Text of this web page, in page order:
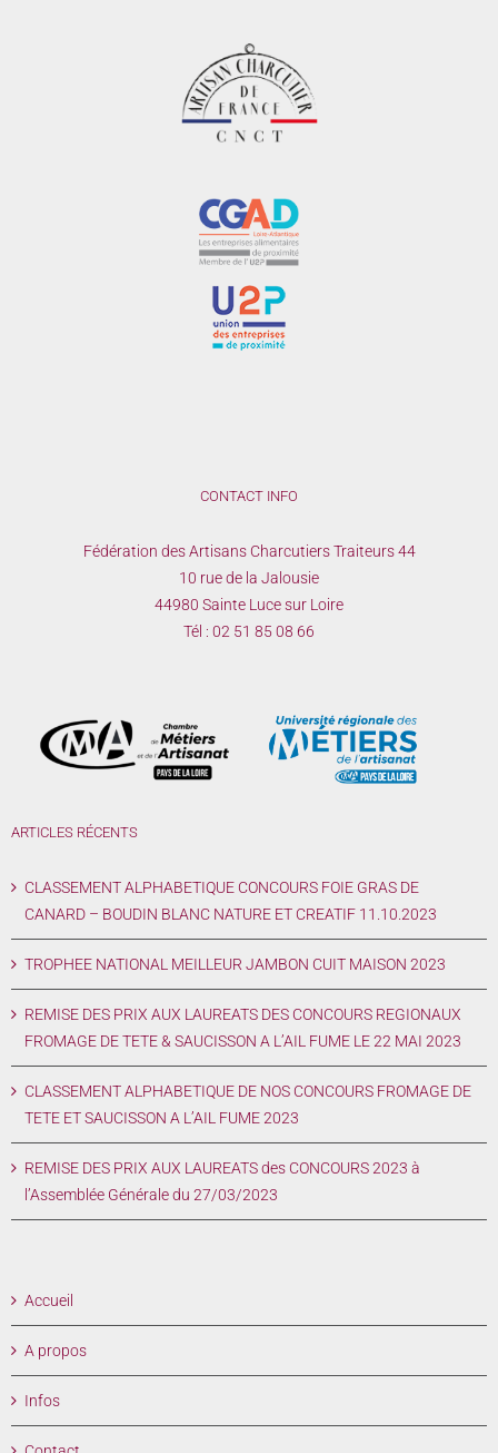
CONTACT INFO
Fédération des Artisans Charcutiers Traiteurs 44
10 rue de la Jalousie
44980 Sainte Luce sur Loire
Tél : 02 51 85 08 66
ARTICLES RÉCENTS
CLASSEMENT ALPHABETIQUE CONCOURS FOIE GRAS DE
CANARD – BOUDIN BLANC NATURE ET CREATIF 11.10.2023
TROPHEE NATIONAL MEILLEUR JAMBON CUIT MAISON 2023
REMISE DES PRIX AUX LAUREATS DES CONCOURS REGIONAUX
FROMAGE DE TETE & SAUCISSON A L’AIL FUME LE 22 MAI 2023
CLASSEMENT ALPHABETIQUE DE NOS CONCOURS FROMAGE DE
TETE ET SAUCISSON A L’AIL FUME 2023
REMISE DES PRIX AUX LAUREATS des CONCOURS 2023 à
l’Assemblée Générale du 27/03/2023
Accueil
A propos
Infos